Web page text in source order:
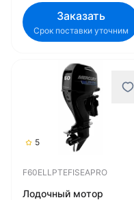
Заказать
Срок поставки уточним
5
F60ELLPTEFISEAPRO
Лодочный мотор